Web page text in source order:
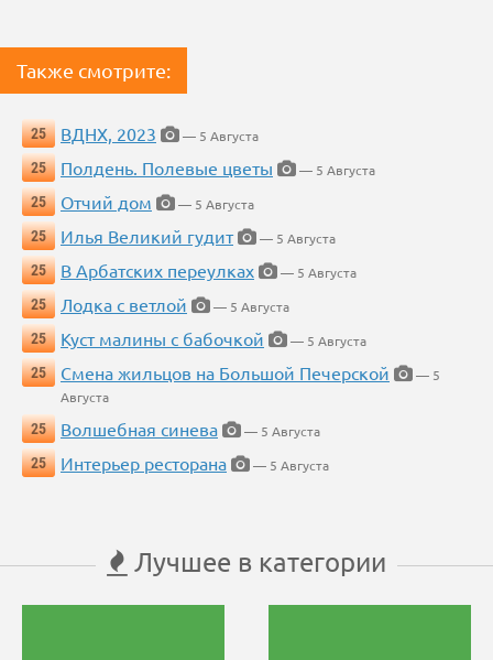
Также смотрите:
25 ВДНХ, 2023
— 5 Августа
25
Полдень. Полевые цветы
— 5 Августа
25
Отчий дом
— 5 Августа
25
Илья Великий гудит
— 5 Августа
25
В Арбатских переулках
— 5 Августа
25
Лодка с ветлой
— 5 Августа
25
Куст малины с бабочкой
— 5 Августа
25
Смена жильцов на Большой Печерской
— 5
Августа
25
Волшебная синева
— 5 Августа
25
Интерьер ресторана — 5 Августа
Лучшее в категории